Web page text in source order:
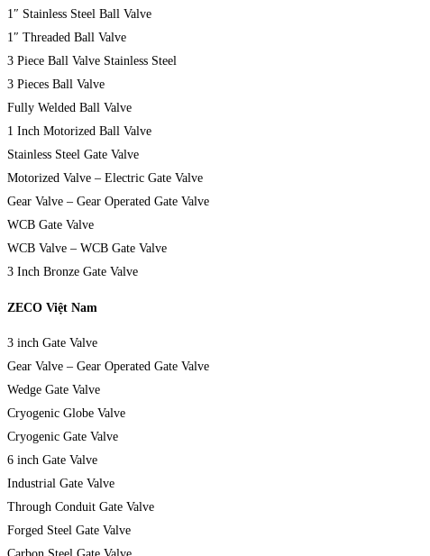
1″ Stainless Steel Ball Valve
1″ Threaded Ball Valve
3 Piece Ball Valve Stainless Steel
3 Pieces Ball Valve
Fully Welded Ball Valve
1 Inch Motorized Ball Valve
Stainless Steel Gate Valve
Motorized Valve – Electric Gate Valve
Gear Valve – Gear Operated Gate Valve
WCB Gate Valve
WCB Valve – WCB Gate Valve
3 Inch Bronze Gate Valve
ZECO Việt Nam
3 inch Gate Valve
Gear Valve – Gear Operated Gate Valve
Wedge Gate Valve
Cryogenic Globe Valve
Cryogenic Gate Valve
6 inch Gate Valve
Industrial Gate Valve
Through Conduit Gate Valve
Forged Steel Gate Valve